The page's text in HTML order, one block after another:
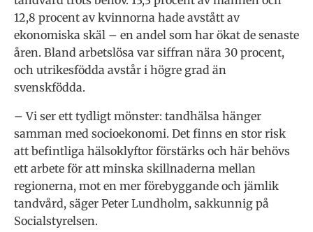
12,8 procent av kvinnorna hade avstått av
ekonomiska skäl – en andel som har ökat de senaste
åren. Bland arbetslösa var siffran nära 30 procent,
och utrikesfödda avstår i högre grad än
svenskfödda.
– Vi ser ett tydligt mönster: tandhälsa hänger
samman med socioekonomi. Det finns en stor risk
att befintliga hälsoklyftor förstärks och här behövs
ett arbete för att minska skillnaderna mellan
regionerna, mot en mer förebyggande och jämlik
tandvård, säger Peter Lundholm, sakkunnig på
Socialstyrelsen.